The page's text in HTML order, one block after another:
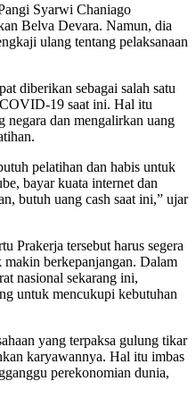
Syarwi Chaniago
Belva Devara. Namun, dia
ulang tentang pelaksanaan
diberikan sebagai salah satu
19 saat ini. Hal itu
negara dan mengalirkan uang
pelatihan dan habis untuk
bayar kuata internet dan
butuh uang cash saat ini,” ujar
Prakerja tersebut harus segera
berkepanjangan. Dalam
nasional sekarang ini,
untuk mencukupi kebutuhan
yang terpaksa gulung tikar
karyawannya. Hal itu imbas
perekonomian dunia,